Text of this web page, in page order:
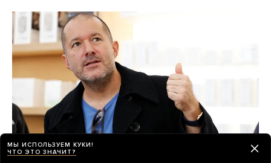
МЫ ИСПОЛЬЗУЕМ КУКИ!
ЧТО ЭТО ЗНАЧИТ?